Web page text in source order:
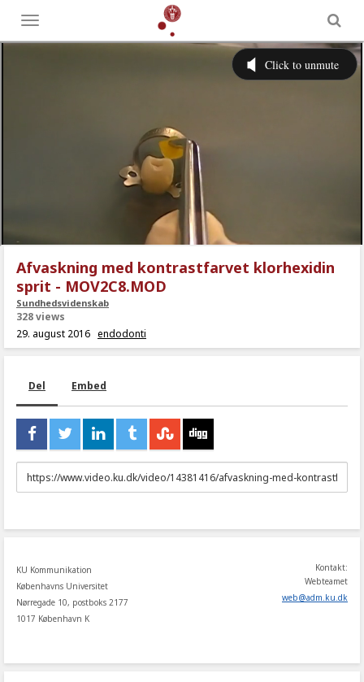
Toggle
menu
Afvaskning med kontrastfarvet klorhexidin
sprit - MOV2C8.MOD
Sundhedsvidenskab
328 views
29. august 2016 endodonti
Del Embed
URL
to
KU Kommunikation
Københavns Universitet
Nørregade 10, postboks 2177
1017 København K
Kontakt:
Webteamet
web@adm.ku.dk